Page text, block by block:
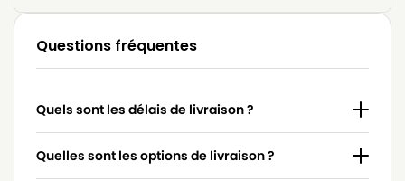
Questions fréquentes
Quels sont les délais de livraison ?
Quelles sont les options de livraison ?